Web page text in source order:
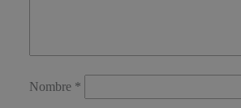
Nombre *